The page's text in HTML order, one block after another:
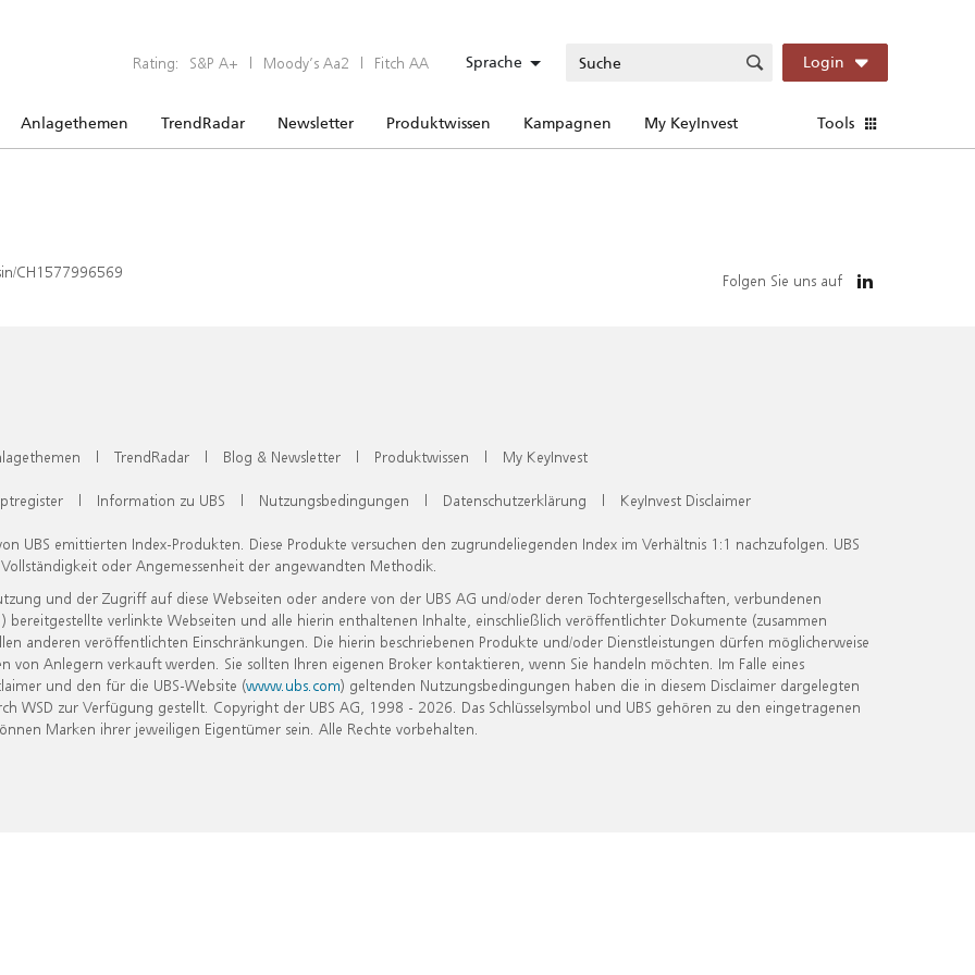
Rating: S&P A+ | Moody’s Aa2 | Fitch AA Sprache Login
Anlagethemen TrendRadar Newsletter Produktwissen Kampagnen My KeyInvest Tools
CH1577996569 Folgen Sie uns auf
| TrendRadar | Blog & Newsletter | Produktwissen | My KeyInvest
| Information zu UBS | Nutzungsbedingungen | Datenschutzerklärung | KeyInvest Disclaimer
UBS emittierten Index-Produkten. Diese Produkte versuchen den zugrundeliegenden Index im Verhältnis 1:1 nachzufolgen. UBS
oder Angemessenheit der angewandten Methodik.
und der Zugriff auf diese Webseiten oder andere von der UBS AG und/oder deren Tochtergesellschaften, verbundenen
verlinkte Webseiten und alle hierin enthaltenen Inhalte, einschließlich veröffentlichter Dokumente (zusammen
anderen veröffentlichten Einschränkungen. Die hierin beschriebenen Produkte und/oder Dienstleistungen dürfen möglicherweise
Anlegern verkauft werden. Sie sollten Ihren eigenen Broker kontaktieren, wenn Sie handeln möchten. Im Falle eines
und den für die UBS-Website (www.ubs.com) geltenden Nutzungsbedingungen haben die in diesem Disclaimer dargelegten
zur Verfügung gestellt. Copyright der UBS AG, 1998 - 2026. Das Schlüsselsymbol und UBS gehören zu den eingetragenen
Marken ihrer jeweiligen Eigentümer sein. Alle Rechte vorbehalten.